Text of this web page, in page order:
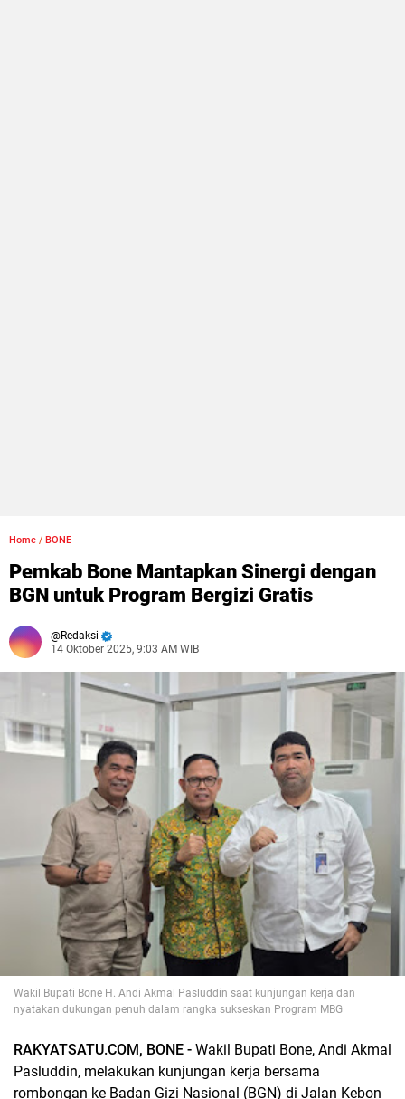
Home / BONE
Pemkab Bone Mantapkan Sinergi dengan
BGN untuk Program Bergizi Gratis
Redaksi
14 Oktober 2025, 9:03 AM WIB
Wakil Bupati Bone H. Andi Akmal Pasluddin saat kunjungan kerja dan
nyatakan dukungan penuh dalam rangka sukseskan Program MBG
RAKYATSATU.COM, BONE - Wakil Bupati Bone, Andi Akmal
Pasluddin, melakukan kunjungan kerja bersama
rombongan ke Badan Gizi Nasional (BGN) di Jalan Kebon